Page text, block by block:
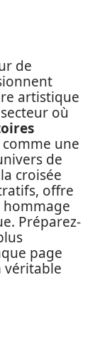
de
artistique
où
une
de
croisée
offre
Préparez-
page
véritable